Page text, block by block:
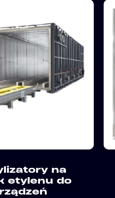
na
etylenu do